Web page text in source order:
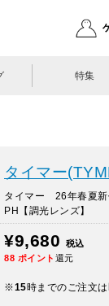
特集
タイマー
タイマー 26年春夏
PH【調光レンズ】
¥9,680
税込
88 ポイント 還元
※15時までのご注文は